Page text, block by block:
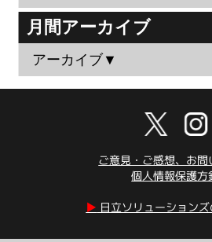
月間アーカイブ
アーカイブ▼
ご意見・ご感想、お問
個人情報保護方
▶︎ 日立ソリューション